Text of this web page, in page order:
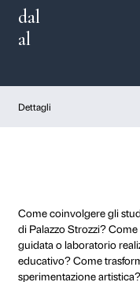
Progetti
Dettagli